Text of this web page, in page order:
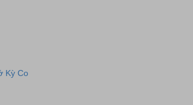
Kỳ Co